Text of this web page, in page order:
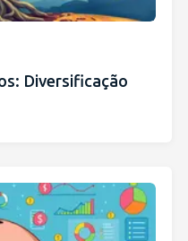
Diversificação